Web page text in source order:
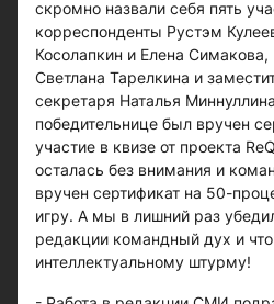
скромно назвали себя пять
корреспонденты Рустэм
Косолапкин и Елена
Светлана Тарелкина и
секретаря Наталья
победительнице был вручен
участие в квизе от проекта
осталась без внимания и
вручен сертификат на 50-
игру. А мы в лишний раз
редакции командный дух и
интеллектуальному штурму!